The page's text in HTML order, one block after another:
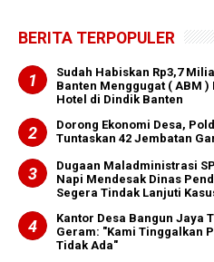
BERITA TERPOPULER
‎Sudah Habiskan Rp3,7
Banten Menggugat ( ABM
Hotel di Dindik Banten
Dorong Ekonomi Desa,
Tuntaskan 42 Jembatan
Dugaan Maladministrasi
Napi Mendesak Dinas
Segera Tindak Lanjuti
Kantor Desa Bangun Jaya
Geram: "Kami Tinggalkan
Tidak Ada"